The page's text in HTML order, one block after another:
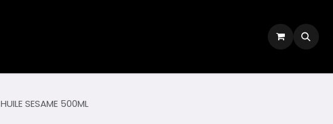
HUILE SESAME 500ML